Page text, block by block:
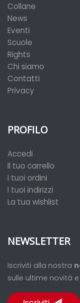
Collane
News
Eventi
Scuole
Rights
Chi siamo
Contatti
Privacy
PROFILO
Accedi
Il tuo carrello
I tuoi ordini
I tuoi indirizzi
La tua wishlist
NEWSLETTER
Iscriviti alla nostra
sulle ultime novità